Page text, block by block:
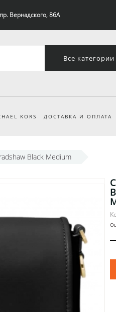
Вернадского, 86А
Все категории
KORS ДОСТАВКА И ОПЛАТА
Black Medium